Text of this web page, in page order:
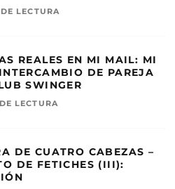
LECTURA
REALES EN MI MAIL: MI
DE PAREJA
SWINGER
LECTURA
DE CUATRO CABEZAS –
DE FETICHES (III):